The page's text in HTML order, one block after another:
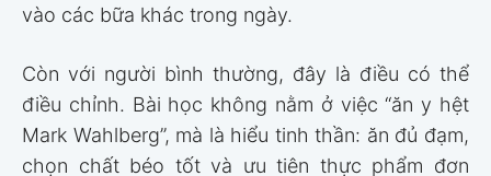
vào các bữa khác trong ngày.
Còn với người bình thường, đây là điều có thể
điều chỉnh. Bài học không nằm ở việc “ăn y hệt
Mark Wahlberg”, mà là hiểu tinh thần: ăn đủ đạm,
chọn chất béo tốt và ưu tiên thực phẩm đơn